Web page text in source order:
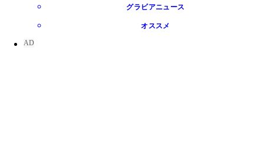
グラビアニュース
オススメ